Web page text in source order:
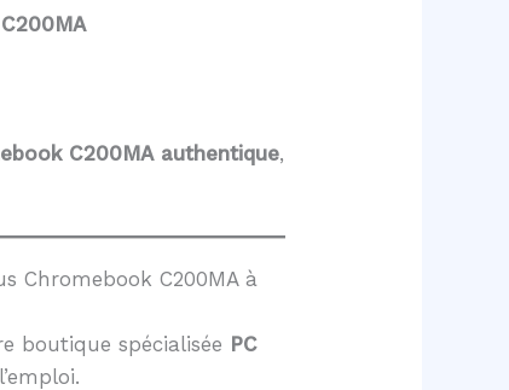
C200MA authentique,
Chromebook C200MA à
boutique spécialisée PC